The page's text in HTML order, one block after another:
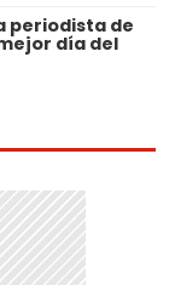
periodista de
día del